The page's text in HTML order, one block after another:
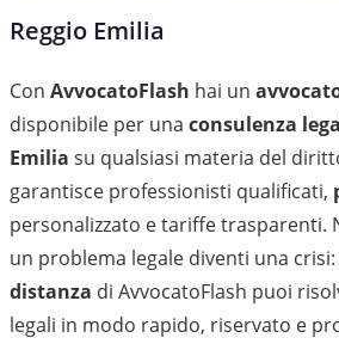
Reggio Emilia
Con AvvocatoFlash hai un
disponibile per una consulenza
Emilia su qualsiasi materia del
garantisce professionisti qualificati,
personalizzato e tariffe trasparenti.
un problema legale diventi una crisi:
distanza di AvvocatoFlash puoi
legali in modo rapido, riservato e